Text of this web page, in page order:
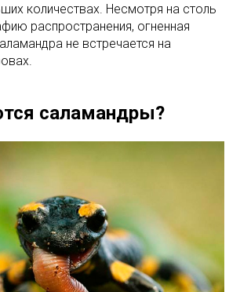
количествах. Несмотря на столь
распространения, огненная
не встречается на
саламандры?